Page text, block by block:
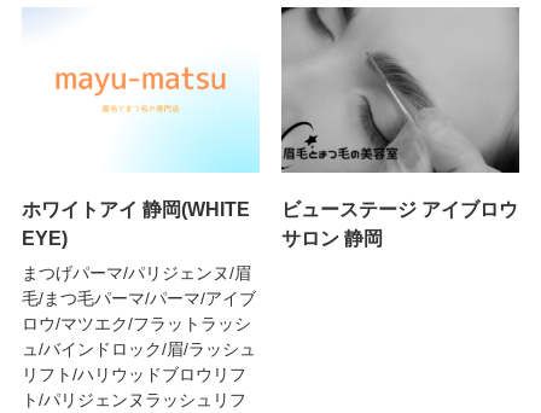
ホワイトアイ 静岡(WHITE
EYE)
まつげパーマ/パリジェンヌ/眉
毛/まつ毛パーマ/パーマ/アイブ
ロウ/マツエク/フラットラッシ
ュ/バインドロック/眉/ラッシュ
リフト/ハリウッドブロウリフ
ト/パリジェンヌラッシュリフ
ビューステージ アイブロウ
サロン 静岡